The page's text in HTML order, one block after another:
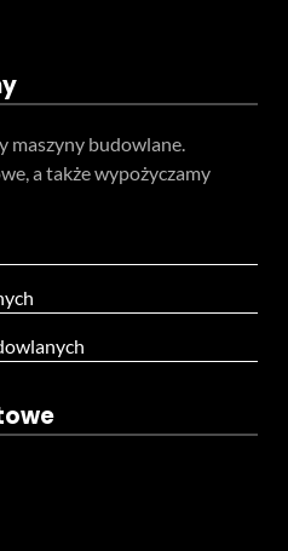
maszyny budowlane.
a także wypożyczamy